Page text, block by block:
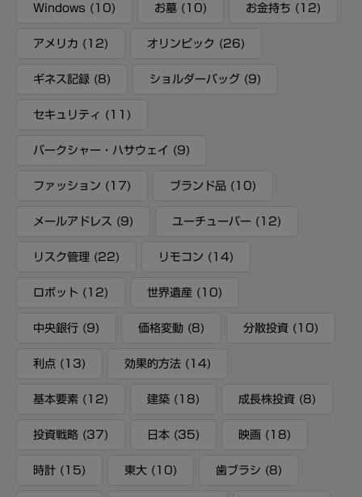
Windows (10) お墓 (10) お金持ち (12)
アメリカ (12) オリンピック (26)
ギネス記録 (8) ショルダーバッグ (9)
セキュリティ (11)
バークシャー・ハサウェイ (9)
ファッション (17) ブランド品 (10)
メールアドレス (9) ユーチューバー (12)
リスク管理 (22) リモコン (14)
ロボット (12) 世界遺産 (10)
中央銀行 (9) 価格変動 (8) 分散投資 (10)
利点 (13) 効果的方法 (14)
基本要素 (12) 建築 (18) 成長株投資 (8)
投資戦略 (37) 日本 (35) 映画 (18)
時計 (15) 東大 (10) 歯ブラシ (8)